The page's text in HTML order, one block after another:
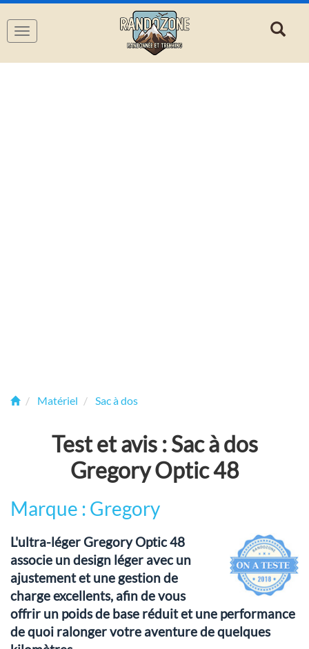
Navigation
Matériel Sac à dos
Test et avis : Sac à dos
Gregory Optic 48
Marque : Gregory
L'ultra-léger Gregory Optic 48
associe un design léger avec un
ajustement et une gestion de
charge excellents, afin de vous
offrir un poids de base réduit et une performance
de quoi ralonger votre aventure de quelques